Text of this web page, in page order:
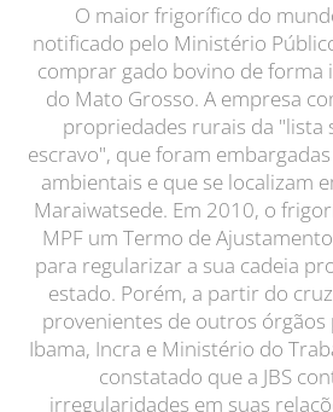
O maior frigorífico do
notificado pelo Ministério
comprar gado bovino de forma
do Mato Grosso. A empresa
propriedades rurais da "lista
escravo", que foram
ambientais e que se localizam
Maraiwatsede. Em 2010, o
MPF um Termo de
para regularizar a sua cadeia
estado. Porém, a partir do
provenientes de outros órgãos
Ibama, Incra e Ministério do
constatado que a JBS
irregularidades em suas